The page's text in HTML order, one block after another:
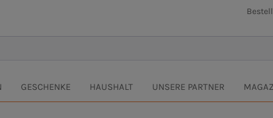
GESCHENKE HAUSHALT UNSERE PARTNER